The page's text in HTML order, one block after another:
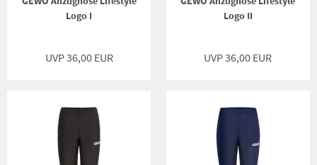
Logo I
UVP 36,00 EUR
Logo II
UVP 36,00 EUR